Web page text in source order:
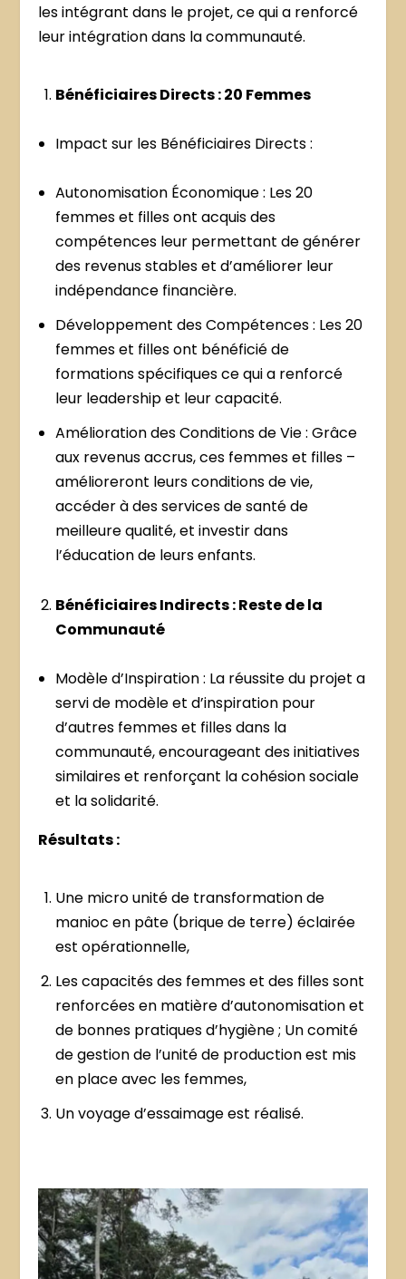
les intégrant dans le projet, ce qui a renforcé
leur intégration dans la communauté.
Bénéficiaires Directs : 20 Femmes
Impact sur les Bénéficiaires Directs :
Autonomisation Économique : Les 20
femmes et filles ont acquis des
compétences leur permettant de générer
des revenus stables et d’améliorer leur
indépendance financière.
Développement des Compétences : Les 20
femmes et filles ont bénéficié de
formations spécifiques ce qui a renforcé
leur leadership et leur capacité.
Amélioration des Conditions de Vie : Grâce
aux revenus accrus, ces femmes et filles –
amélioreront leurs conditions de vie,
accéder à des services de santé de
meilleure qualité, et investir dans
l’éducation de leurs enfants.
Bénéficiaires Indirects : Reste de la
Communauté
Modèle d’Inspiration : La réussite du projet a
servi de modèle et d’inspiration pour
d’autres femmes et filles dans la
communauté, encourageant des initiatives
similaires et renforçant la cohésion sociale
et la solidarité.
Résultats :
Une micro unité de transformation de
manioc en pâte (brique de terre) éclairée
est opérationnelle,
Les capacités des femmes et des filles sont
renforcées en matière d’autonomisation et
de bonnes pratiques d’hygiène ; Un comité
de gestion de l’unité de production est mis
en place avec les femmes,
Un voyage d’essaimage est réalisé.